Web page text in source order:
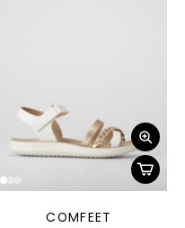
COMFEET